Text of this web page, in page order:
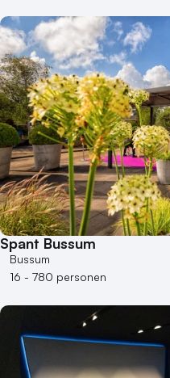
Spant Bussum
Bussum
16 - 780 personen